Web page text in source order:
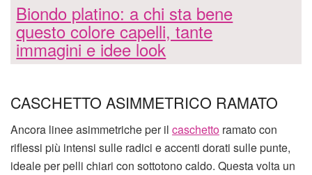
Biondo platino: a chi sta bene
questo colore capelli, tante
immagini e idee look
CASCHETTO ASIMMETRICO RAMATO
Ancora linee asimmetriche per il caschetto ramato con
riflessi più intensi sulle radici e accenti dorati sulle punte,
ideale per pelli chiari con sottotono caldo. Questa volta un